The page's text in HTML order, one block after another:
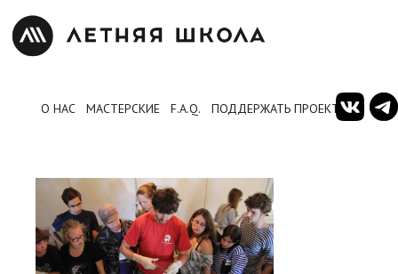
О НАС МАСТЕРСКИЕ F.A.Q. ПОДДЕРЖАТЬ ПРОЕКТ